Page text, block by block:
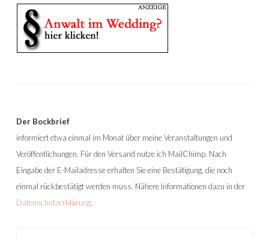
Der Bockbrief
informiert etwa einmal im Monat über meine Veranstaltungen und
Veröffentlichungen. Für den Versand nutze ich MailChimp. Nach
Eingabe der E-Mailadresse erhalten Sie eine Bestätigung, die noch
einmal rückbestätigt werden muss. Nähere Informationen dazu in der
Datenschutzerklärung.